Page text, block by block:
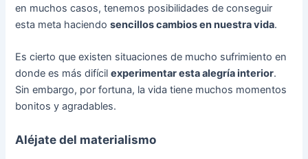
en muchos casos, tenemos posibilidades de conseguir
esta meta haciendosencillos cambios en nuestra vida.
Es cierto que existen situaciones de mucho sufrimiento en
donde es más difícilexperimentar esta alegría interior.
Sin embargo, por fortuna, la vida tiene muchos momentos
bonitos y agradables.
Aléjate del materialismo